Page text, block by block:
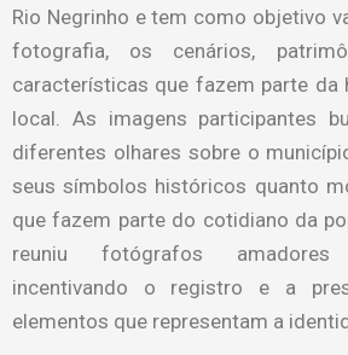
Rio Negrinho e tem como objetivo
fotografia, os cenários,
características que fazem parte da
local. As imagens participantes
diferentes olhares sobre o
seus símbolos históricos quanto
que fazem parte do cotidiano da
reuniu fotógrafos
incentivando o registro e a
elementos que representam a